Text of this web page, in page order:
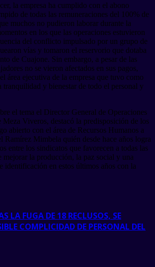
la empresa ha cumplido con el abono
de todas las remuneraciones del 100% de
muchos no pudieron laborar durante la
en los que las operaciones estuvieron
del conflicto impulsado por un grupo de
vías y tomaron el reservorio que dotaba
de Cuajone. Sin embargo, a pesar de las
no se vieron afectados en sus pagos,
área ejecutiva de la empresa que tuvo como
y bienestar de todo el personal y
el tema el Director General de Operaciones
Meza Viveros, destacó la predisposición de los
abierto con el área de Recursos Humanos a
Ramírez Mimbela quién desde hace años logra
entre los sindicatos que favorecen a todas las
mejorar la producción, la paz social y una
identificación en estos últimos años con la
LA FUGA DE 18 RECLUSOS, SE
COMPLICIDAD DE PERSONAL DEL